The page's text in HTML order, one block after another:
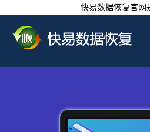
快易数据恢复官网